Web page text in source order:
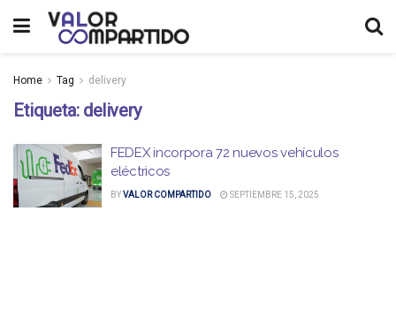
Home Tag delivery
Etiqueta: delivery
FEDEX incorpora 72 nuevos vehículos
eléctricos
BYVALOR COMPARTIDO SEPTIEMBRE 15, 2025